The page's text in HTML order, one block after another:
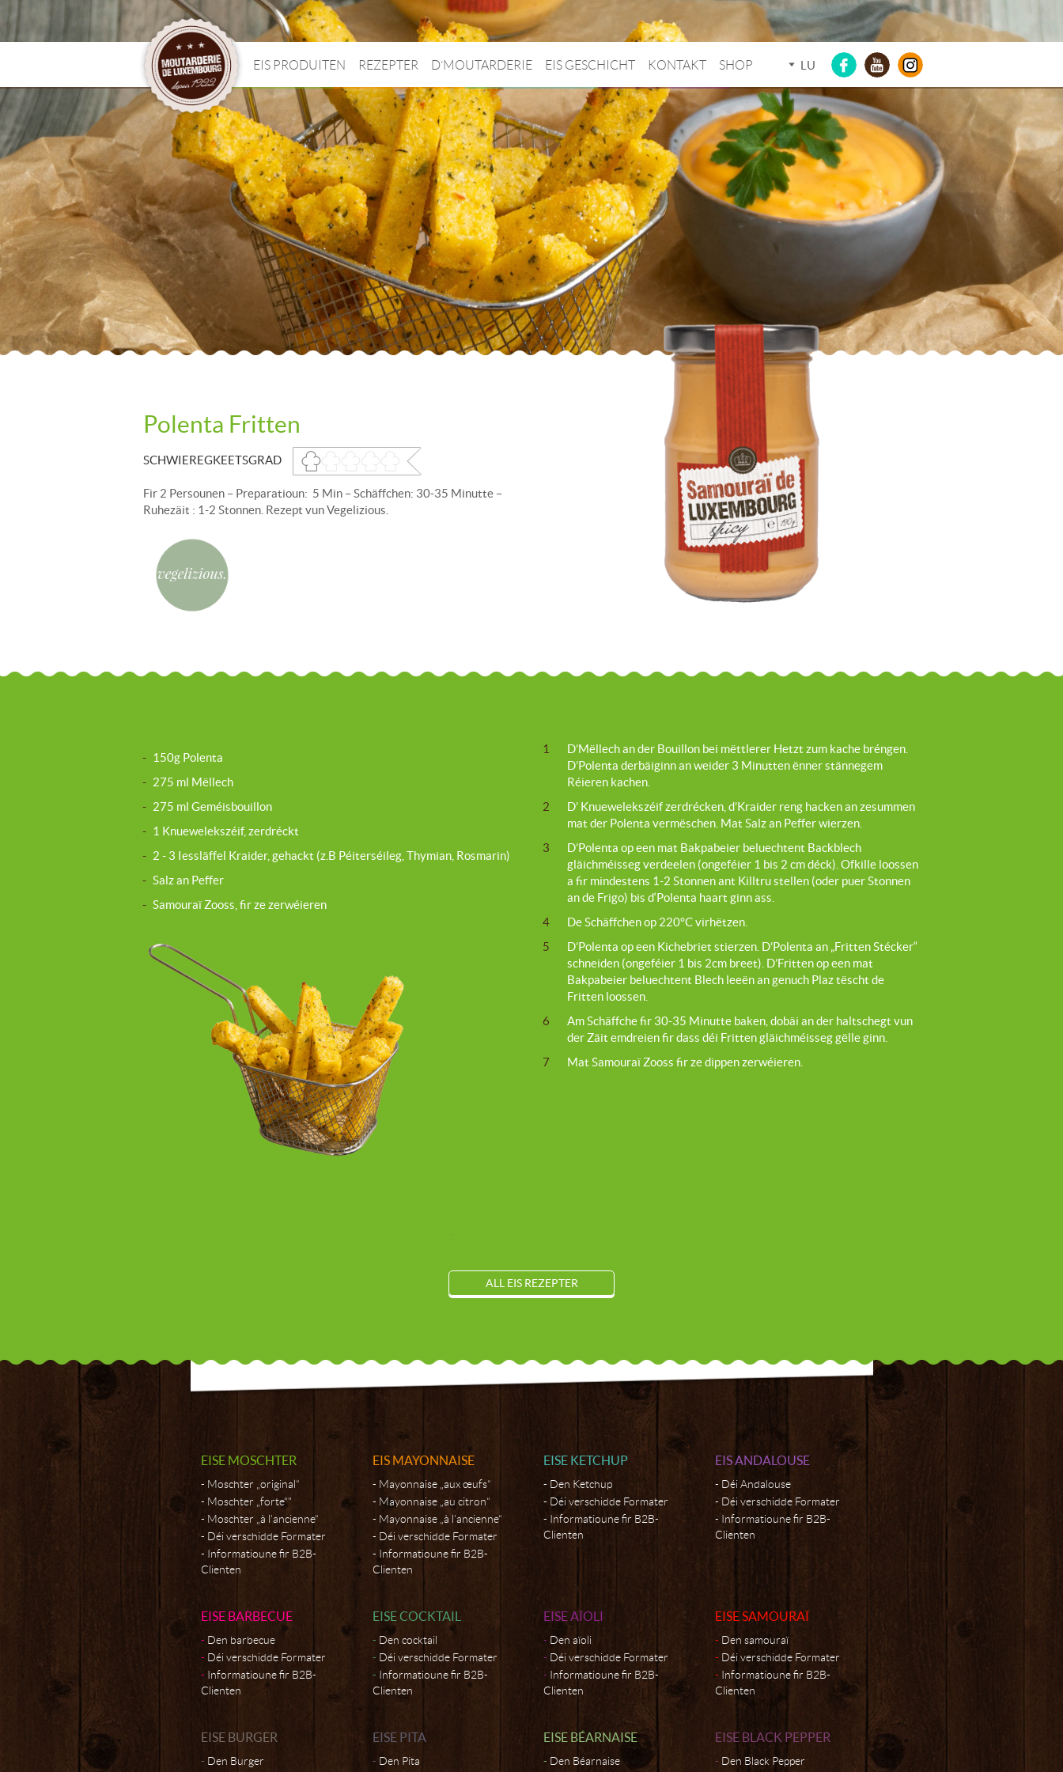
EIS PRODUITEN REZEPTER D’MOUTARDERIE EIS GESCHICHT KONTAKT SHOP LU
Polenta Fritten
SCHWIEREGKEETSGRAD
Fir 2 Persounen – Preparatioun: 5 Min – Schäffchen: 30-35 Minutte –
Ruhezäit : 1-2 Stonnen. Rezept vun Vegelizious.
- 150g Polenta
- 275 ml Mëllech
- 275 ml Geméisbouillon
- 1 Knuewelekszéif, zerdréckt
- 2 - 3 Iessläffel Kraider, gehackt (z.B Péiterséileg, Thymian, Rosmarin)
- Salz an Peffer
- Samouraï Zooss, fir ze zerwéieren
1
D’Mëllech an der Bouillon bei mëttlerer Hetzt zum kache bréngen.
D’Polenta derbäiginn an weider 3 Minutten ënner stännegem
Réieren kachen.
2
D’ Knuewelekszéif zerdrécken, d’Kraider reng hacken an zesummen
mat der Polenta vermëschen. Mat Salz an Peffer wierzen.
3
D’Polenta op een mat Bakpabeier beluechtent Backblech
gläichméisseg verdeelen (ongeféier 1 bis 2 cm déck). Ofkille loossen
a fir mindestens 1-2 Stonnen ant Killtru stellen (oder puer Stonnen
an de Frigo) bis d‘Polenta haart ginn ass.
4
De Schäffchen op 220°C virhëtzen.
5
D’Polenta op een Kichebriet stierzen. D’Polenta an „Fritten Stécker“
schneiden (ongeféier 1 bis 2cm breet). D’Fritten op een mat
Bakpabeier beluechtent Blech leeën an genuch Plaz tëscht de
Fritten loossen.
6
Am Schäffche fir 30-35 Minutte baken, dobäi an der haltschegt vun
der Zäit emdreien fir dass déi Fritten gläichméisseg gëlle ginn.
7
Mat Samouraï Zooss fir ze dippen zerwéieren.
ALL EIS REZEPTER
EISE MOSCHTER
Moschter „original“
Moschter „forte“"
Moschter „à l’ancienne“
Déi verschidde Formater
Informatioune fir B2B-
Clienten
EIS MAYONNAISE
Mayonnaise „aux œufs“
Mayonnaise „au citron“
Mayonnaise „à l’ancienne“
Déi verschidde Formater
Informatioune fir B2B-
Clienten
EISE KETCHUP
Den Ketchup
Déi verschidde Formater
Informatioune fir B2B-
Clienten
EIS ANDALOUSE
Déi Andalouse
Déi verschidde Formater
Informatioune fir B2B-
Clienten
EISE BARBECUE
Den barbecue
Déi verschidde Formater
Informatioune fir B2B-
Clienten
EISE COCKTAIL
Den cocktail
Déi verschidde Formater
Informatioune fir B2B-
Clienten
EISE AÏOLI
Den aïoli
Déi verschidde Formater
Informatioune fir B2B-
Clienten
EISE SAMOURAÏ
Den samouraï
Déi verschidde Formater
Informatioune fir B2B-
Clienten
EISE BURGER
Den Burger
EISE PITA
Den Pita
EISE BÉARNAISE
Den Béarnaise
EISE BLACK PEPPER
Den Black Pepper